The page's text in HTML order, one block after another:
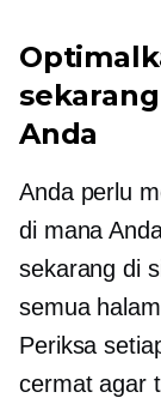
Anda
Anda perlu
di mana
sekarang di
semua
Periksa
cermat agar